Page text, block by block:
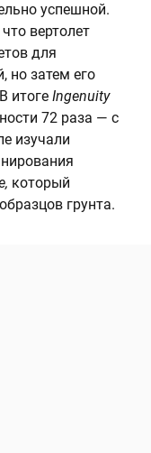
успешной.
вертолет
для
но затем его
итоге Ingenuity
72 раза — с
изучали
который
грунта.